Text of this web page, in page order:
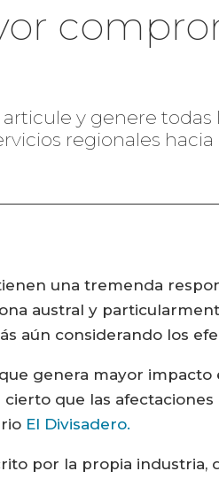
y genere
regionales
una tremenda
austral y
aún considerando los
genera mayor impacto
que las
El Divisadero.
por la propia industria,